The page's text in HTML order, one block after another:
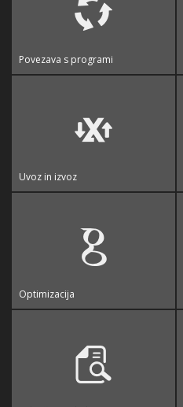
Povezava s programi
Uvoz in izvoz
Optimizacija